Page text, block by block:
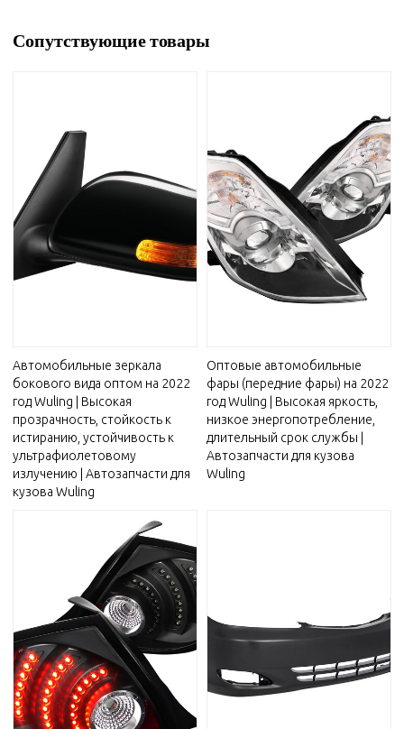
Сопутствующие товары
Автомобильные зеркала
бокового вида оптом на 2022
год Wuling | Высокая
прозрачность, стойкость к
истиранию, устойчивость к
ультрафиолетовому
излучению | Автозапчасти для
кузова Wuling
Оптовые автомобильные
фары (передние фары) на 2022
год Wuling | Высокая яркость,
низкое энергопотребление,
длительный срок службы |
Автозапчасти для кузова
Wuling